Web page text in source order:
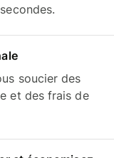
soucier des
et des frais de